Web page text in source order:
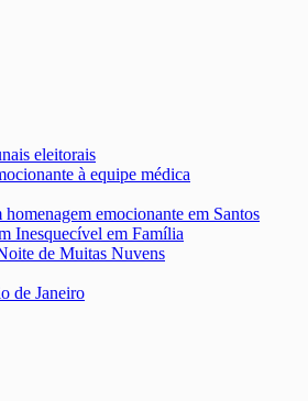
eleitorais
à equipe médica
emocionante em Santos
Inesquecível em Família
de Muitas Nuvens
de Janeiro